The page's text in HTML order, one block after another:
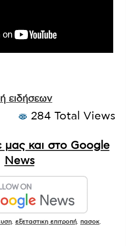
ειδήσεων
284 Total Views
μας και στο Google
News
εξεταστικη επιτροπή πασοκ